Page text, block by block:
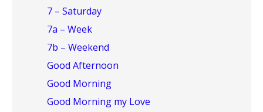
7 – Saturday
7a – Week
7b – Weekend
Good Afternoon
Good Morning
Good Morning my Love